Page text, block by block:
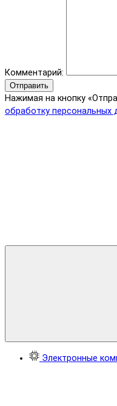
Комментарий:
Отправить
Нажимая на кнопку
обработку персональных
Электронные